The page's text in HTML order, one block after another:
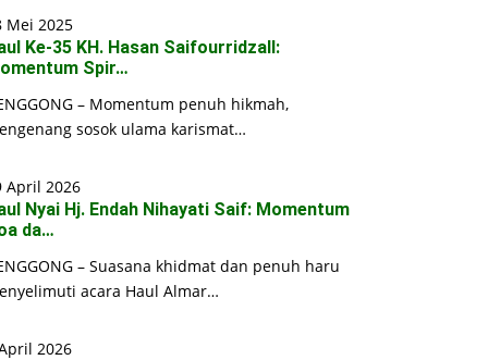
Mei 2025
Ke-35 KH. Hasan Saifourridzall:
Spir…
– Momentum penuh hikmah,
sosok ulama karismat…
April 2026
Nyai Hj. Endah Nihayati Saif: Momentum
da…
– Suasana khidmat dan penuh haru
acara Haul Almar…
2026